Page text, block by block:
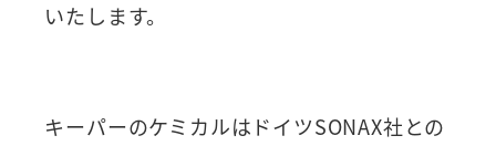
いたします。
キーパーのケミカルはドイツSONAX社との